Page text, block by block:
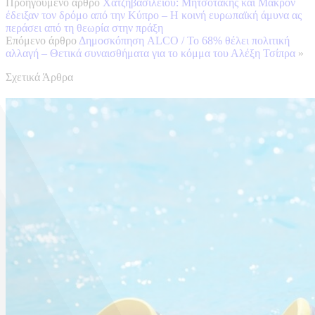
έδειξαν τον δρόμο από την Κύπρο – Η κοινή ευρωπαϊκή άμυνα ας
περάσει από τη θεωρία στην πράξη
Επόμενο άρθρο Δημοσκόπηση ALCO / Το 68% θέλει πολιτική
αλλαγή – Θετικά συναισθήματα για το κόμμα του Αλέξη Τσίπρα »
Σχετικά Άρθρα